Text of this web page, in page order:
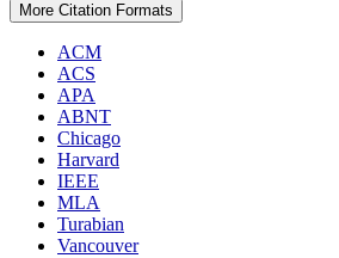
More Citation Formats
ACM
ACS
APA
ABNT
Chicago
Harvard
IEEE
MLA
Turabian
Vancouver